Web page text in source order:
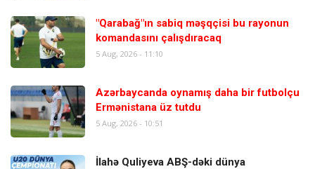
"Qarabağ"ın sabiq məşqçisi bu rayonun
komandasını çalışdıracaq
5 Aug, 2026 - 11:10
Azərbaycanda oynamış daha bir futbolçu
Ermənistana üz tutdu
5 Aug, 2026 - 10:51
İlahə Quliyeva ABŞ-dəki dünya